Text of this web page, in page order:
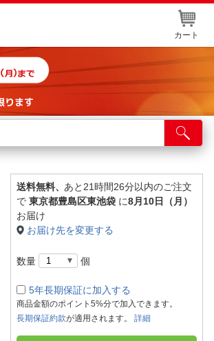
カート
送料無料、 あと21時間26分以内のご注文
で 東京都豊島区東池袋 に8月10日（月）
お届け
お届け先を変更する
数量 個
5年長期保証に加入する
商品金額のポイント5%分で加入できます。
長期保証約款が適用されます。 詳細